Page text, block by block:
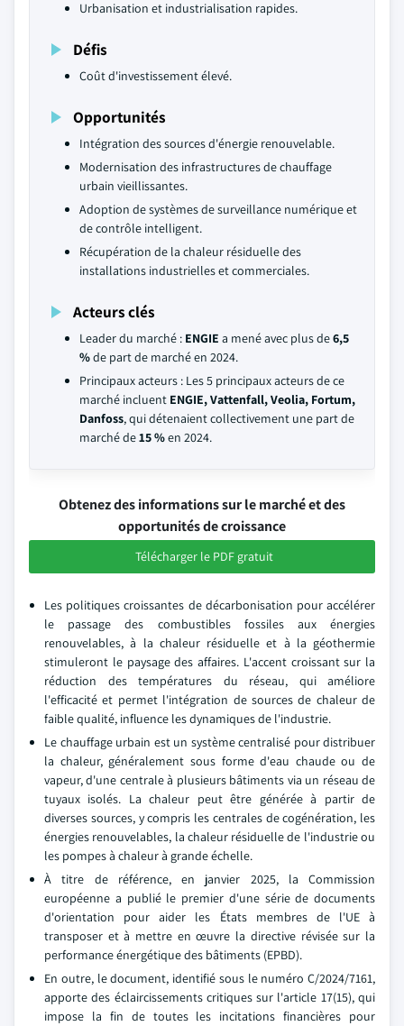
Urbanisation et industrialisation rapides.
Défis
Coût d'investissement élevé.
Opportunités
Intégration des sources d'énergie renouvelable.
Modernisation des infrastructures de chauffage
urbain vieillissantes.
Adoption de systèmes de surveillance numérique et
de contrôle intelligent.
Récupération de la chaleur résiduelle des
installations industrielles et commerciales.
Acteurs clés
Leader du marché : ENGIE a mené avec plus de6,5
%de part de marché en 2024.
Principaux acteurs : Les 5 principaux acteurs de ce
marché incluent ENGIE, Vattenfall, Veolia, Fortum,
Danfoss, qui détenaient collectivement une part de
marché de15 %en 2024.
Obtenez des informations sur le marché et des
opportunités de croissance
Télécharger le PDF gratuit
Les politiques croissantes de décarbonisation pour accélérer
le passage des combustibles fossiles aux énergies
renouvelables, à la chaleur résiduelle et à la géothermie
stimuleront le paysage des affaires. L'accent croissant sur la
réduction des températures du réseau, qui améliore
l'efficacité et permet l'intégration de sources de chaleur de
faible qualité, influence les dynamiques de l'industrie.
Le chauffage urbain est un système centralisé pour distribuer
la chaleur, généralement sous forme d'eau chaude ou de
vapeur, d'une centrale à plusieurs bâtiments via un réseau de
tuyaux isolés. La chaleur peut être générée à partir de
diverses sources, y compris les centrales de cogénération, les
énergies renouvelables, la chaleur résiduelle de l'industrie ou
les pompes à chaleur à grande échelle.
À titre de référence, en janvier 2025, la Commission
européenne a publié le premier d'une série de documents
d'orientation pour aider les États membres de l'UE à
transposer et à mettre en œuvre la directive révisée sur la
performance énergétique des bâtiments (EPBD).
En outre, le document, identifié sous le numéro C/2024/7161,
apporte des éclaircissements critiques sur l'article 17(15), qui
impose la fin de toutes les incitations financières pour